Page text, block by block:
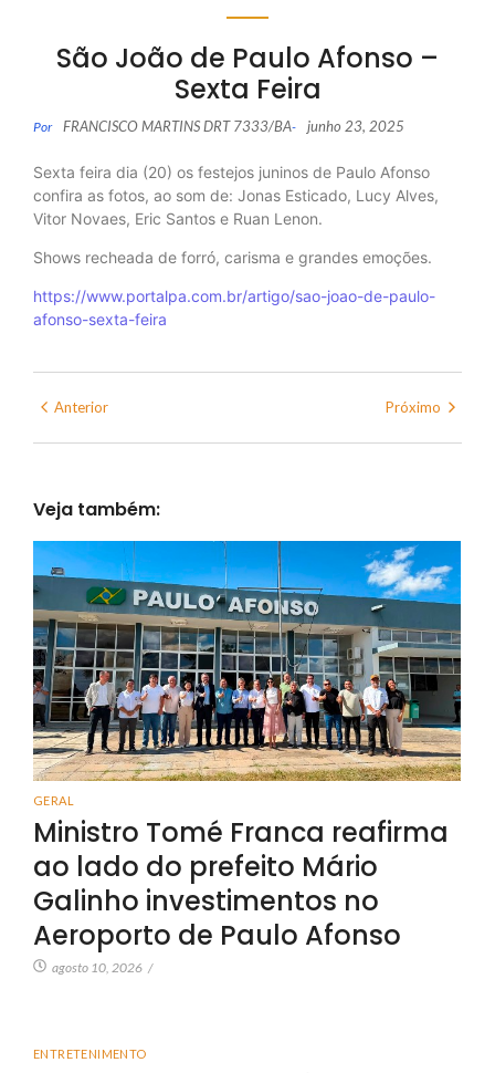
São João de Paulo Afonso –
Sexta Feira
Por FRANCISCO MARTINS DRT 7333/BA- junho 23, 2025
Sexta feira dia (20) os festejos juninos de Paulo Afonso
confira as fotos, ao som de: Jonas Esticado, Lucy Alves,
Vitor Novaes, Eric Santos e Ruan Lenon.
Shows recheada de forró, carisma e grandes emoções.
https://www.portalpa.com.br/artigo/sao-joao-de-paulo-
afonso-sexta-feira
Anterior Próximo
Veja também:
GERAL
Ministro Tomé Franca reafirma
ao lado do prefeito Mário
Galinho investimentos no
Aeroporto de Paulo Afonso
agosto 10, 2026 /
ENTRETENIMENTO